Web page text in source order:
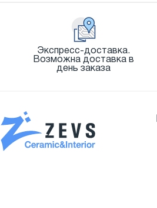
Экспресс-доставка.
Возможна доставка в
день заказа